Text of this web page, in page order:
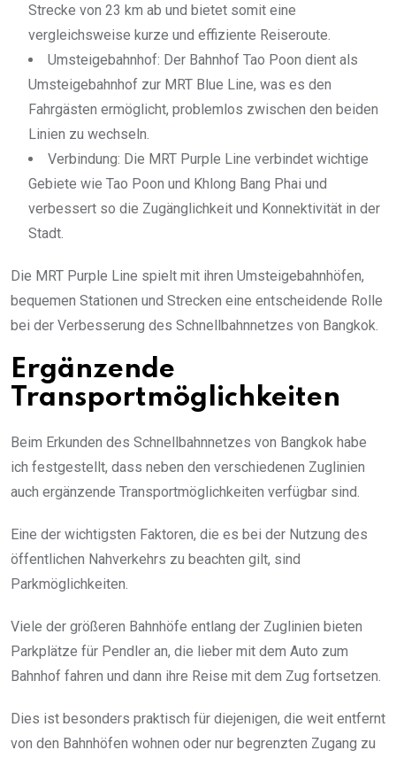
Strecke von 23 km ab und bietet somit eine
vergleichsweise kurze und effiziente Reiseroute.
Umsteigebahnhof: Der Bahnhof Tao Poon dient als
Umsteigebahnhof zur MRT Blue Line, was es den
Fahrgästen ermöglicht, problemlos zwischen den beiden
Linien zu wechseln.
Verbindung: Die MRT Purple Line verbindet wichtige
Gebiete wie Tao Poon und Khlong Bang Phai und
verbessert so die Zugänglichkeit und Konnektivität in der
Stadt.
Die MRT Purple Line spielt mit ihren Umsteigebahnhöfen,
bequemen Stationen und Strecken eine entscheidende Rolle
bei der Verbesserung des Schnellbahnnetzes von Bangkok.
Ergänzende
Transportmöglichkeiten
Beim Erkunden des Schnellbahnnetzes von Bangkok habe
ich festgestellt, dass neben den verschiedenen Zuglinien
auch ergänzende Transportmöglichkeiten verfügbar sind.
Eine der wichtigsten Faktoren, die es bei der Nutzung des
öffentlichen Nahverkehrs zu beachten gilt, sind
Parkmöglichkeiten.
Viele der größeren Bahnhöfe entlang der Zuglinien bieten
Parkplätze für Pendler an, die lieber mit dem Auto zum
Bahnhof fahren und dann ihre Reise mit dem Zug fortsetzen.
Dies ist besonders praktisch für diejenigen, die weit entfernt
von den Bahnhöfen wohnen oder nur begrenzten Zugang zu